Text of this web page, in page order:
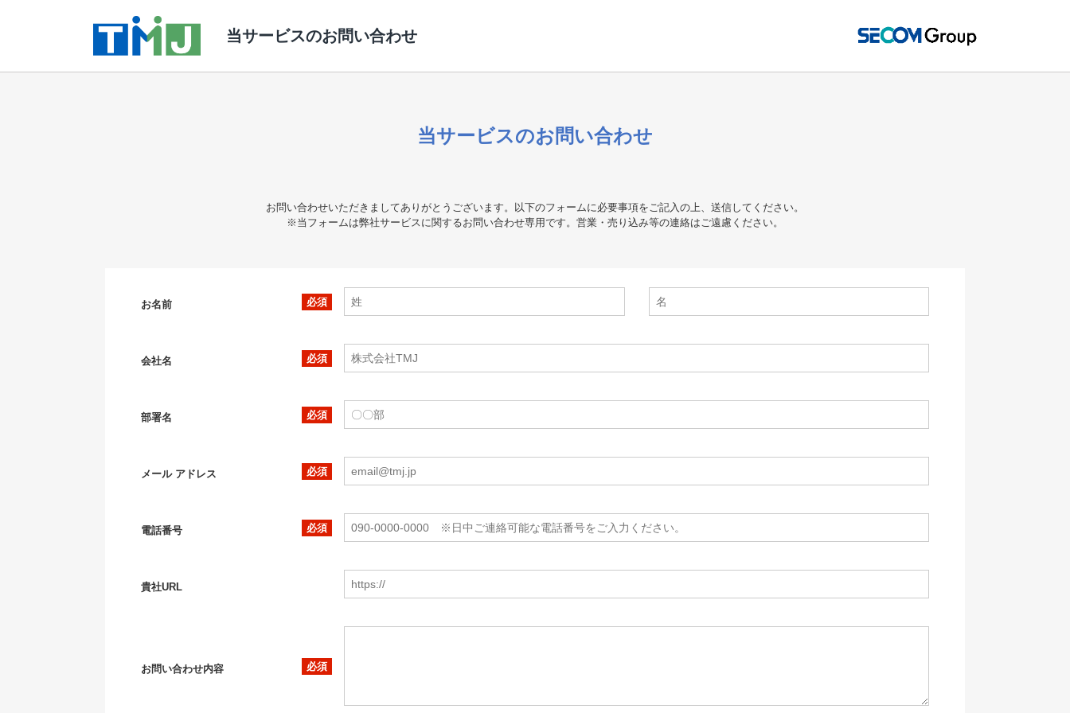
当サービスのお問い合わせ
当サービスのお問い合わせ
お問い合わせいただきましてありがとうございます。以下のフォームに必要事項をご記入の上、送信してください。
※当フォームは弊社サービスに関するお問い合わせ専用です。営業・売り込み等の連絡はご遠慮ください。
お名前
会社名
部署名
メール アドレス
電話番号
貴社URL
お問い合わせ内容